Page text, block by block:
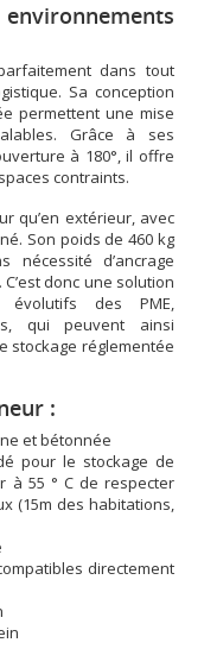
dans tout
Sa conception
permettent une mise
Grâce à ses
à 180°, il offre
contraints.
qu’en extérieur, avec
Son poids de 460 kg
d’ancrage
donc une solution
évolutifs des PME,
qui peuvent ainsi
stockage réglementée
:
et bétonnée
pour le stockage de
à 55 ° C de respecter
(15m des habitations,
directement